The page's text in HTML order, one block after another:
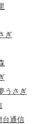
ぎ
うさぎ
台通信